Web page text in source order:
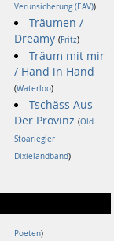
Verunsicherung (EAV))
Träumen /
Dreamy (Fritz)
Träum mit mir
/ Hand in Hand
(Waterloo)
Tschäss Aus
Der Provinz (Old
Stoariegler
Dixielandband)
Poeten)